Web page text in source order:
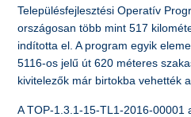
Településfejlesztési Operatív
országosan több mint 517
indította el. A program egyik
5116-os jelű út 620 méteres
kivitelezők már birtokba vehették
A TOP-1.3.1-15-TL1-2016-00001